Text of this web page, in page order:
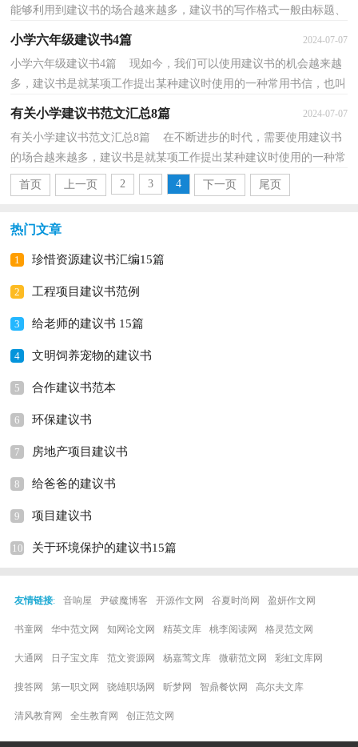
能够利用到建议书的场合越来越多，建议书的写作格式一般由标题、
小学六年级建议书4篇 2024-07-07
小学六年级建议书4篇 现如今，我们可以使用建议书的机会越来越
多，建议书是就某项工作提出某种建议时使用的一种常用书信，也叫
有关小学建议书范文汇总8篇 2024-07-07
有关小学建议书范文汇总8篇 在不断进步的时代，需要使用建议书
的场合越来越多，建议书是就某项工作提出某种建议时使用的一种常
用书信，要求具体明确，有针对性。那么，怎么去写建...
首页 上一页 2 3 4 下一页 尾页
热门文章
1 珍惜资源建议书汇编15篇
2 工程项目建议书范例
3 给老师的建议书 15篇
4 文明饲养宠物的建议书
5 合作建议书范本
6 环保建议书
7 房地产项目建议书
8 给爸爸的建议书
9 项目建议书
10 关于环境保护的建议书15篇
友情链接: 音响屋 尹破魔博客 开源作文网 谷夏时尚网 盈妍作文网
书童网 华中范文网 知网论文网 精英文库 桃李阅读网 格灵范文网
大通网 日子宝文库 范文资源网 杨嘉莺文库 微蕲范文网 彩虹文库网
搜答网 第一职文网 骁雄职场网 昕梦网 智鼎餐饮网 高尔夫文库
清风教育网 全生教育网 创正范文网